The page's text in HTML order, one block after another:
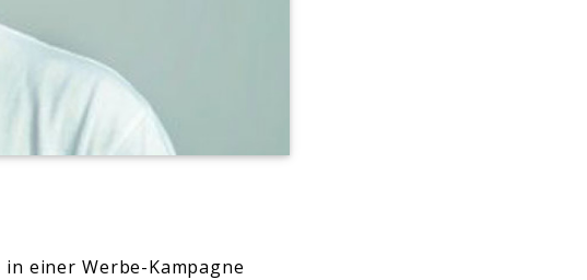
in einer Werbe-Kampagne